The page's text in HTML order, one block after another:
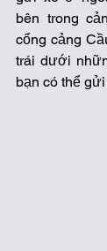
bên trong
cổng cảng
trái dưới
bạn có thể